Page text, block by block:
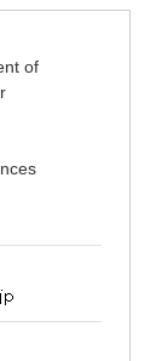
of